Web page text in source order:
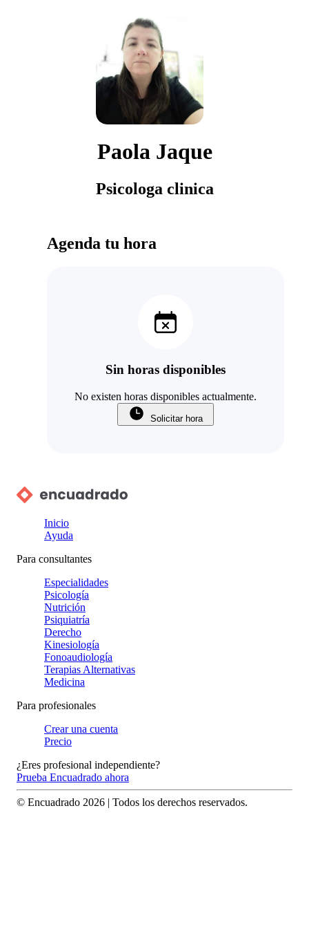
Paola Jaque
Psicologa clinica
Agenda tu hora
Sin horas disponibles
No existen horas disponibles actualmente.
Solicitar hora
Inicio
Ayuda
Para consultantes
Especialidades
Psicología
Nutrición
Psiquiatría
Derecho
Kinesiología
Fonoaudiología
Terapias Alternativas
Medicina
Para profesionales
Crear una cuenta
Precio
¿Eres profesional independiente?
Prueba Encuadrado ahora
© Encuadrado 2026 | Todos los derechos reservados.